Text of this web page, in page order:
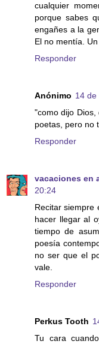
cualquier
porque sabes
engañes a la
El no mentía.
Responder
Anónimo 14 de
"como dijo
poetas, pero no
Responder
vacaciones en
20:24
Recitar siempre
hacer llegar al
tiempo de
poesía
no ser que el
vale.
Responder
Perkus Tooth
Tu cara